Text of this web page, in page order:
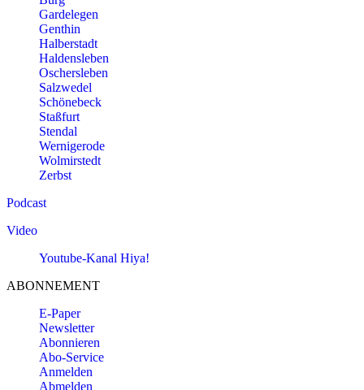
Gardelegen
Genthin
Halberstadt
Haldensleben
Oschersleben
Salzwedel
Schönebeck
Staßfurt
Stendal
Wernigerode
Wolmirstedt
Zerbst
Podcast
Video
Youtube-Kanal Hiya!
ABONNEMENT
E-Paper
Newsletter
Abonnieren
Abo-Service
Anmelden
Abmelden